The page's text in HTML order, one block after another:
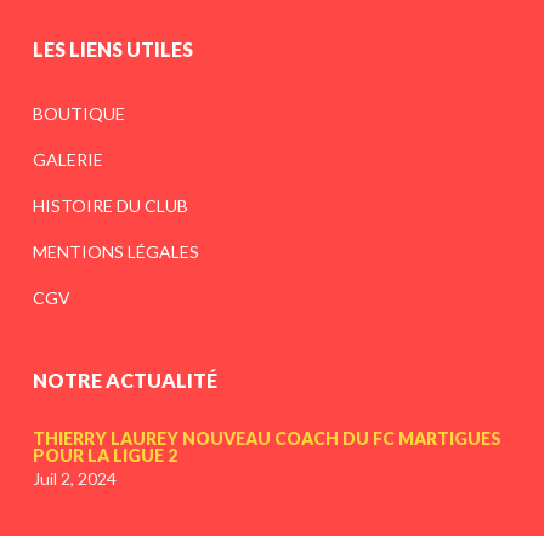
LES LIENS UTILES
BOUTIQUE
GALERIE
HISTOIRE DU CLUB
MENTIONS LÉGALES
CGV
NOTRE ACTUALITÉ
THIERRY LAUREY NOUVEAU COACH DU FC MARTIGUES
POUR LA LIGUE 2
Juil 2, 2024